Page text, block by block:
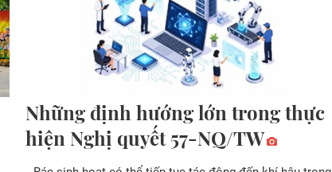
Những định hướng lớn trong thực
hiện Nghị quyết 57-NQ/TW